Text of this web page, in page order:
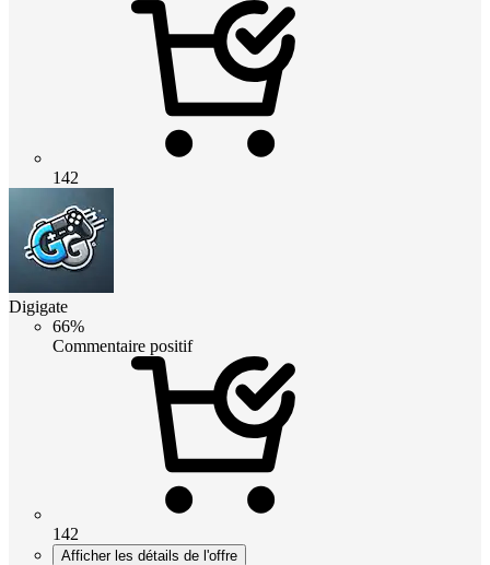
142
Digigate
66%
Commentaire positif
142
Afficher les détails de l'offre